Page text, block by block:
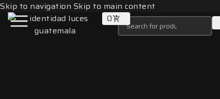
Skip to navigation Skip to main content
0